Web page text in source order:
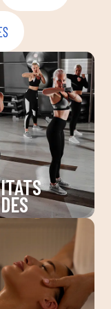
les nostres
dirigides a
CLUB:
i més. Millora